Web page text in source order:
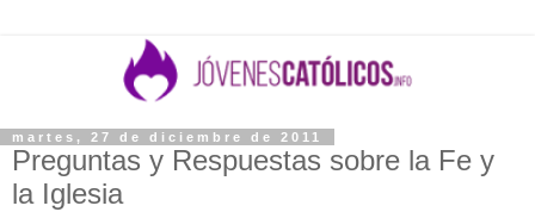
martes, 27 de diciembre de 2011
Preguntas y Respuestas sobre la Fe y
la Iglesia